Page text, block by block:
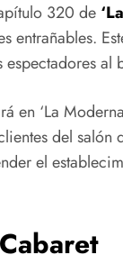
320 de
entrañables.
al
‘La
del salón
el